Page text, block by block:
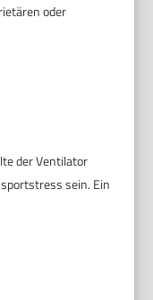
oder
der Ventilator
sein. Ein